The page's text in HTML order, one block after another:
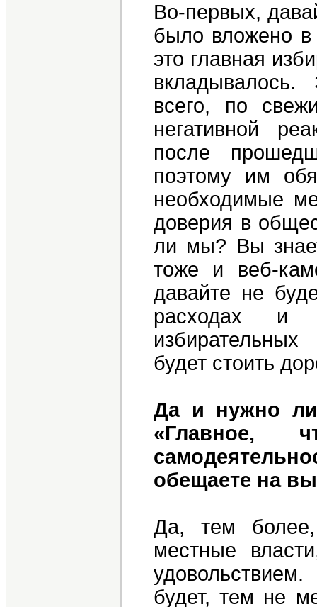
Во-первых,
было вложено в
это главная
всего, по
негативной
после
поэтому им
необходимые
доверия в
ли мы? Вы
тоже и веб-
давайте не
расходах и
будет стоить
Да и нужно
«Главное,
обещаете на
Да, тем
местные
будет, тем не